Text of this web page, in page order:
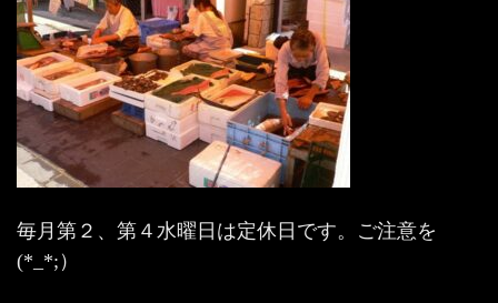
毎月第２、第４水曜日は定休日です。ご注意を
(*_*;）